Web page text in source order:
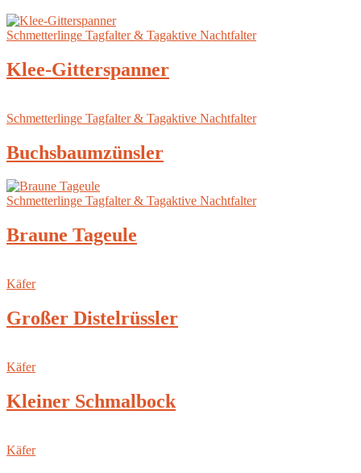
Schmetterlinge Tagfalter & Tagaktive Nachtfalter
Klee-Gitterspanner
Schmetterlinge Tagfalter & Tagaktive Nachtfalter
Buchsbaumzünsler
Schmetterlinge Tagfalter & Tagaktive Nachtfalter
Braune Tageule
Käfer
Großer Distelrüssler
Käfer
Kleiner Schmalbock
Käfer